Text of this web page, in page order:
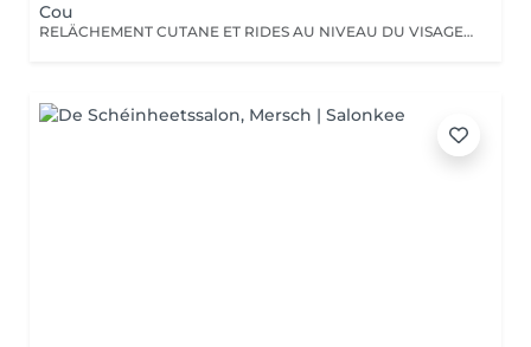
Cou
RELÄCHEMENT CUTANE ET RIDES AU NIVEAU DU VISAGE OU DU CORPS. PAS BESOIN DE PASSER PAR LA CASE CHIRURGIE POUR LES ÉLIMINER. LE PLASMA LIFT EST UNE TECHNIQUE ESTHÉTIQUE NON-INVASIVE QUI PROMET UN RAJEUNISSEMENT CUTANÉ RAPIDE ET EFFICACE.